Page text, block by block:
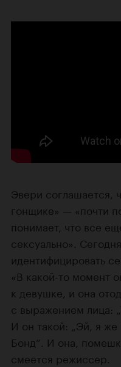
Эвери соглашается,
гонщике» — «почти
понимает, что все
сексуально».
идентифицировать
«В какой-то момент
к девушке, и она
с выражением лица:
И он такой: „Эй, я
Бонд“. И она,
смеется режиссер.